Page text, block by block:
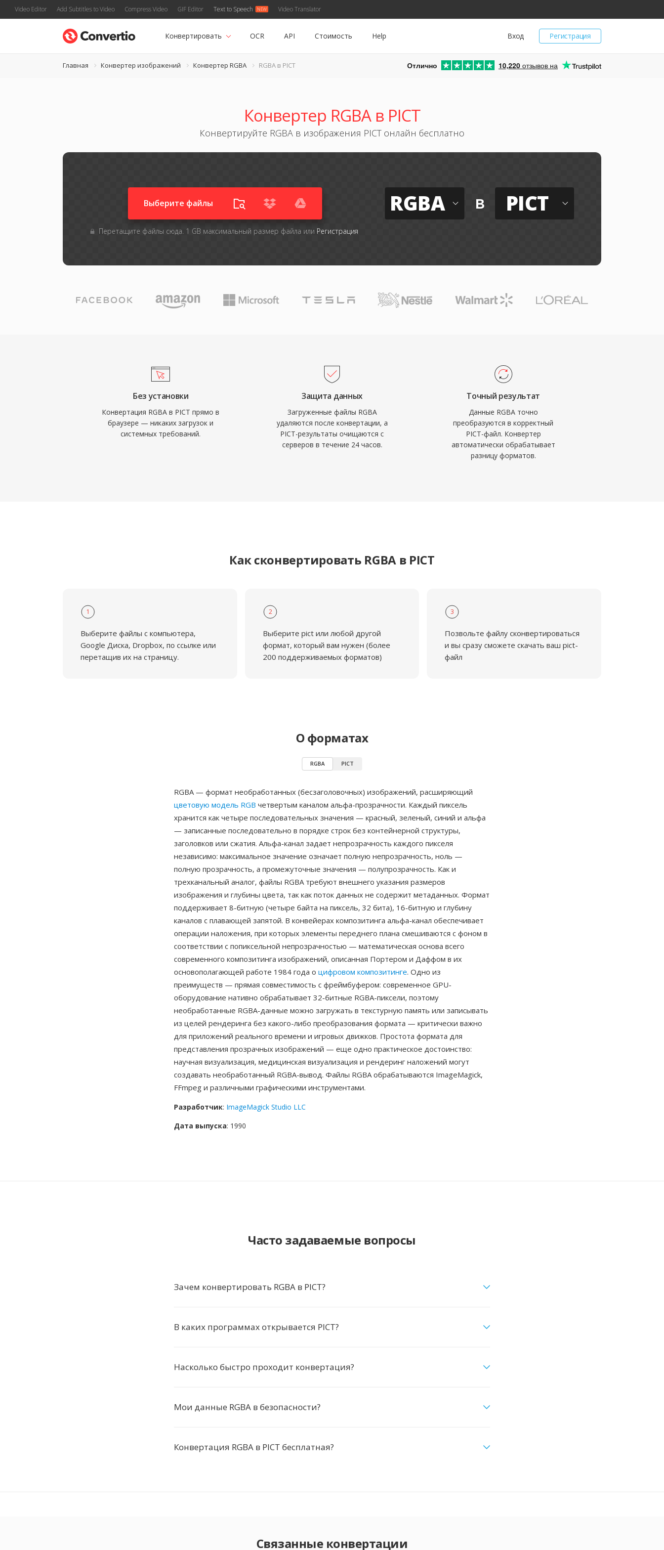
Video Editor Add Subtitles to Video Compress Video GIF Editor Text to Speech Video Translator
Регистрация
Вход
Конвертировать OCR API Стоимость Help
Главная Конвертер изображений Конвертер RGBA RGBA в PICT Отлично 10,220 отзывов на
Конвертер RGBA в PICT
Конвертируйте RGBA в изображения PICT онлайн бесплатно
Выберите файлы
Перетащите файлы сюда. 1 GB максимальный размер файла или Регистрация
RGBA в PICT
Без установки
Конвертация RGBA в PICT прямо в
браузере — никаких загрузок и
системных требований.
Защита данных
Загруженные файлы RGBA
удаляются после конвертации, а
PICT-результаты очищаются с
серверов в течение 24 часов.
Точный результат
Данные RGBA точно
преобразуются в корректный
PICT-файл. Конвертер
автоматически обрабатывает
разницу форматов.
Как сконвертировать RGBA в PICT
1
Выберите файлы с компьютера,
Google Диска, Dropbox, по ссылке или
перетащив их на страницу.
2
Выберите pict или любой другой
формат, который вам нужен (более
200 поддерживаемых форматов)
3
Позвольте файлу сконвертироваться
и вы сразу сможете скачать ваш pict-
файл
О форматах
RGBA PICT
RGBA — формат необработанных (бесзаголовочных) изображений, расширяющий
цветовую модель RGB четвертым каналом альфа-прозрачности. Каждый пиксель
хранится как четыре последовательных значения — красный, зеленый, синий и альфа
— записанные последовательно в порядке строк без контейнерной структуры,
заголовков или сжатия. Альфа-канал задает непрозрачность каждого пикселя
независимо: максимальное значение означает полную непрозрачность, ноль —
полную прозрачность, а промежуточные значения — полупрозрачность. Как и
трехканальный аналог, файлы RGBA требуют внешнего указания размеров
изображения и глубины цвета, так как поток данных не содержит метаданных. Формат
поддерживает 8-битную (четыре байта на пиксель, 32 бита), 16-битную и глубину
каналов с плавающей запятой. В конвейерах композитинга альфа-канал обеспечивает
операции наложения, при которых элементы переднего плана смешиваются с фоном в
соответствии с попиксельной непрозрачностью — математическая основа всего
современного композитинга изображений, описанная Портером и Даффом в их
основополагающей работе 1984 года о цифровом композитинге. Одно из
преимуществ — прямая совместимость с фреймбуфером: современное GPU-
оборудование нативно обрабатывает 32-битные RGBA-пиксели, поэтому
необработанные RGBA-данные можно загружать в текстурную память или записывать
из целей рендеринга без какого-либо преобразования формата — критически важно
для приложений реального времени и игровых движков. Простота формата для
представления прозрачных изображений — еще одно практическое достоинство:
научная визуализация, медицинская визуализация и рендеринг наложений могут
создавать необработанный RGBA-вывод. Файлы RGBA обрабатываются ImageMagick,
FFmpeg и различными графическими инструментами.
Разработчик: ImageMagick Studio LLC
Дата выпуска: 1990
Часто задаваемые вопросы
Зачем конвертировать RGBA в PICT?
В каких программах открывается PICT?
Насколько быстро проходит конвертация?
Мои данные RGBA в безопасности?
Конвертация RGBA в PICT бесплатная?
Связанные конвертации